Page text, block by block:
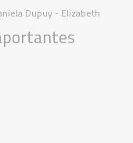
Dupuy - Elizabeth